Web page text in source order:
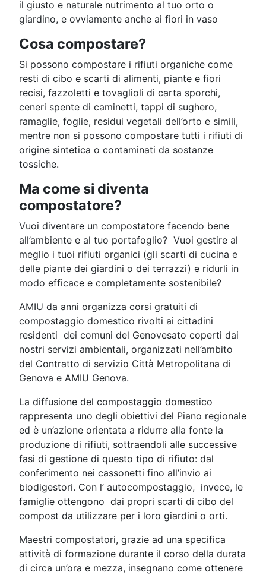
il giusto e naturale nutrimento al tuo orto o
giardino, e ovviamente anche ai fiori in vaso
Cosa compostare?
Si possono compostare i rifiuti organiche come
resti di cibo e scarti di alimenti, piante e fiori
recisi, fazzoletti e tovaglioli di carta sporchi,
ceneri spente di caminetti, tappi di sughero,
ramaglie, foglie, residui vegetali dell’orto e simili,
mentre non si possono compostare tutti i rifiuti di
origine sintetica o contaminati da sostanze
tossiche.
Ma come si diventa
compostatore?
Vuoi diventare un compostatore facendo bene
all’ambiente e al tuo portafoglio? Vuoi gestire al
meglio i tuoi rifiuti organici (gli scarti di cucina e
delle piante dei giardini o dei terrazzi) e ridurli in
modo efficace e completamente sostenibile?
AMIU da anni organizza corsi gratuiti di
compostaggio domestico rivolti ai cittadini
residenti dei comuni del Genovesato coperti dai
nostri servizi ambientali, organizzati nell’ambito
del Contratto di servizio Città Metropolitana di
Genova e AMIU Genova.
La diffusione del compostaggio domestico
rappresenta uno degli obiettivi del Piano regionale
ed è un’azione orientata a ridurre alla fonte la
produzione di rifiuti, sottraendoli alle successive
fasi di gestione di questo tipo di rifiuto: dal
conferimento nei cassonetti fino all’invio ai
biodigestori. Con l’ autocompostaggio, invece, le
famiglie ottengono dai propri scarti di cibo del
compost da utilizzare per i loro giardini o orti.
Maestri compostatori, grazie ad una specifica
attività di formazione durante il corso della durata
di circa un’ora e mezza, insegnano come ottenere